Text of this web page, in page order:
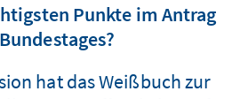
Punkte im Antrag
hat das Weißbuch zur